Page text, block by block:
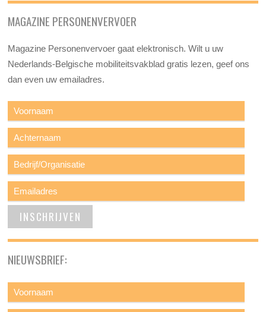
MAGAZINE PERSONENVERVOER
Magazine Personenvervoer gaat elektronisch. Wilt u uw
Nederlands-Belgische mobiliteitsvakblad gratis lezen, geef ons
dan even uw emailadres.
NIEUWSBRIEF: